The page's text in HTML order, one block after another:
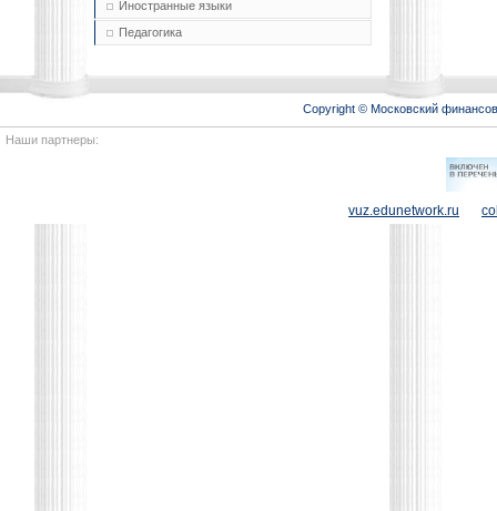
Иностранные языки
Педагогика
Copyright © Московский
Наши партнеры:
vuz.edunetwork.ru